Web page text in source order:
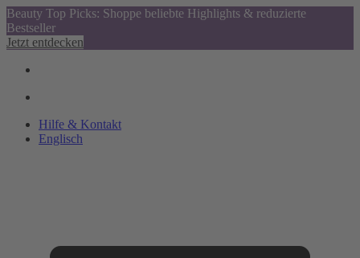
Beauty Top Picks: Shoppe beliebte Highlights & reduzierte
Bestseller
Jetzt entdecken
Hilfe & Kontakt
Englisch